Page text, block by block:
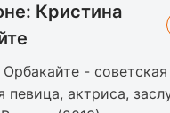
Кристина
-
певица, актриса,